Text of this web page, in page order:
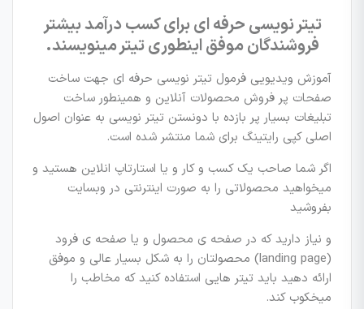
تیتر نویسی حرفه ای برای کسب درآمد بیشتر
فروشندگان موفق اینطوری تیتر مینویسند.
آموزش ویدیویی فرمول تیتر نویسی حرفه ای جهت ساخت
صفحات پر فروش محصولات آنلاین و همینطور ساخت
تبلیغات بسیار پر بازده با دونستن تیتر نویسی به عنوان اصول
اصلی کپی رایتینگ برای شما منتشر شده است.
اگر شما صاحب یک کسب و کار و یا استارتاپ انلاین هستید و
میخواهید محصولاتی را به صورت اینترنتی در وبسایت
بفروشید
و نیاز دارید که در صفحه ی محصول و یا صفحه ی فرود
(landing page) محصولتان را به شکل بسیار عالی و موفق
ارائه دهید باید تیتر هایی استفاده کنید که مخاطب را
میخکوب کند.